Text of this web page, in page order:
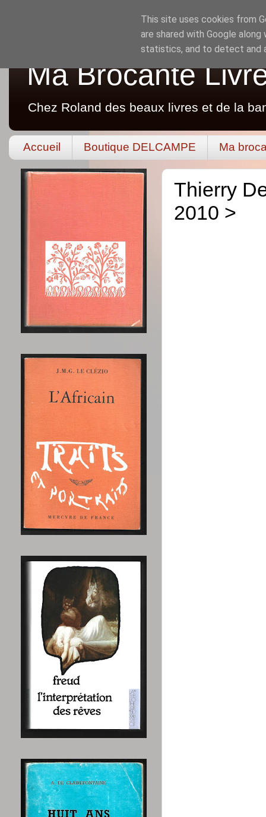
Ma Brocante
Chez Roland des beaux livres et de la
Accueil Boutique DELCAMPE Ma
Thierry
2010 >
This site uses cookies from
are shared with Google
statistics, and to detect and